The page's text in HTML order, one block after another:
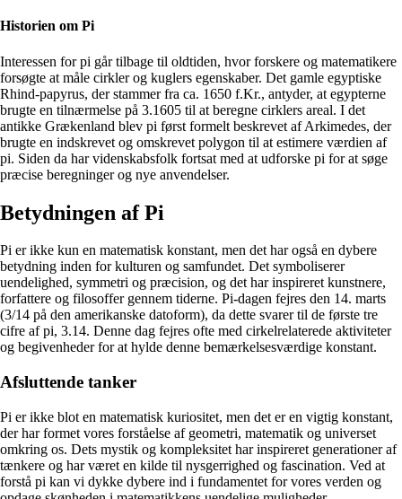
Historien om Pi
Interessen for pi går tilbage til oldtiden, hvor forskere og matematikere
forsøgte at måle cirkler og kuglers egenskaber. Det gamle egyptiske
Rhind-papyrus, der stammer fra ca. 1650 f.Kr., antyder, at egypterne
brugte en tilnærmelse på 3.1605 til at beregne cirklers areal. I det
antikke Grækenland blev pi først formelt beskrevet af Arkimedes, der
brugte en indskrevet og omskrevet polygon til at estimere værdien af
pi. Siden da har videnskabsfolk fortsat med at udforske pi for at søge
præcise beregninger og nye anvendelser.
Betydningen af Pi
Pi er ikke kun en matematisk konstant, men det har også en dybere
betydning inden for kulturen og samfundet. Det symboliserer
uendelighed, symmetri og præcision, og det har inspireret kunstnere,
forfattere og filosoffer gennem tiderne. Pi-dagen fejres den 14. marts
(3/14 på den amerikanske datoform), da dette svarer til de første tre
cifre af pi, 3.14. Denne dag fejres ofte med cirkelrelaterede aktiviteter
og begivenheder for at hylde denne bemærkelsesværdige konstant.
Afsluttende tanker
Pi er ikke blot en matematisk kuriositet, men det er en vigtig konstant,
der har formet vores forståelse af geometri, matematik og universet
omkring os. Dets mystik og kompleksitet har inspireret generationer af
tænkere og har været en kilde til nysgerrighed og fascination. Ved at
forstå pi kan vi dykke dybere ind i fundamentet for vores verden og